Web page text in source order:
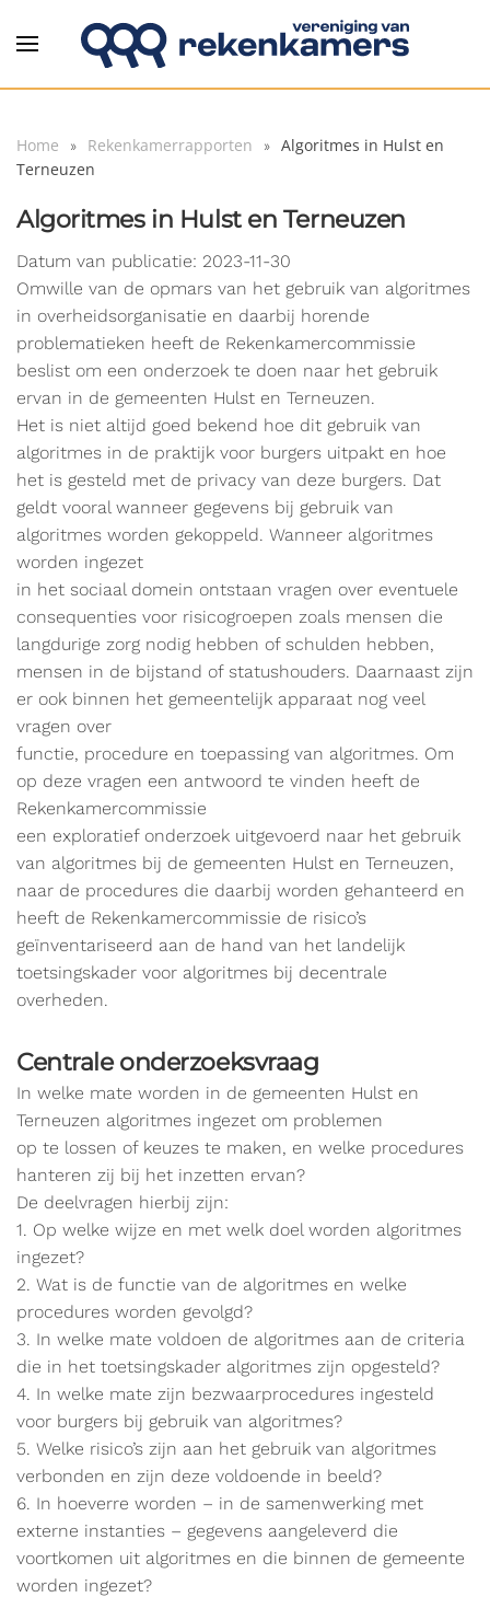
Overslaan en naar de inhoud gaan
Home Rekenkamerrapporten
Algoritmes in Hulst en
Terneuzen
Algoritmes in Hulst en Terneuzen
Datum van publicatie: 2023-11-30
Omwille van de opmars van het gebruik van algoritmes
in overheidsorganisatie en daarbij horende
problematieken heeft de Rekenkamercommissie
beslist om een onderzoek te doen naar het gebruik
ervan in de gemeenten Hulst en Terneuzen.
Het is niet altijd goed bekend hoe dit gebruik van
algoritmes in de praktijk voor burgers uitpakt en hoe
het is gesteld met de privacy van deze burgers. Dat
geldt vooral wanneer gegevens bij gebruik van
algoritmes worden gekoppeld. Wanneer algoritmes
worden ingezet
in het sociaal domein ontstaan vragen over eventuele
consequenties voor risicogroepen zoals mensen die
langdurige zorg nodig hebben of schulden hebben,
mensen in de bijstand of statushouders. Daarnaast zijn
er ook binnen het gemeentelijk apparaat nog veel
vragen over
functie, procedure en toepassing van algoritmes. Om
op deze vragen een antwoord te vinden heeft de
Rekenkamercommissie
een exploratief onderzoek uitgevoerd naar het gebruik
van algoritmes bij de gemeenten Hulst en Terneuzen,
naar de procedures die daarbij worden gehanteerd en
heeft de Rekenkamercommissie de risico’s
geïnventariseerd aan de hand van het landelijk
toetsingskader voor algoritmes bij decentrale
overheden.
Centrale onderzoeksvraag
In welke mate worden in de gemeenten Hulst en
Terneuzen algoritmes ingezet om problemen
op te lossen of keuzes te maken, en welke procedures
hanteren zij bij het inzetten ervan?
De deelvragen hierbij zijn:
1. Op welke wijze en met welk doel worden algoritmes
ingezet?
2. Wat is de functie van de algoritmes en welke
procedures worden gevolgd?
3. In welke mate voldoen de algoritmes aan de criteria
die in het toetsingskader algoritmes zijn opgesteld?
4. In welke mate zijn bezwaarprocedures ingesteld
voor burgers bij gebruik van algoritmes?
5. Welke risico’s zijn aan het gebruik van algoritmes
verbonden en zijn deze voldoende in beeld?
6. In hoeverre worden – in de samenwerking met
externe instanties – gegevens aangeleverd die
voortkomen uit algoritmes en die binnen de gemeente
worden ingezet?